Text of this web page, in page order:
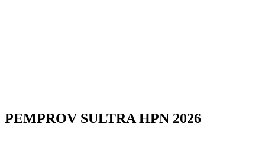
PEMPROV SULTRA HPN 2026